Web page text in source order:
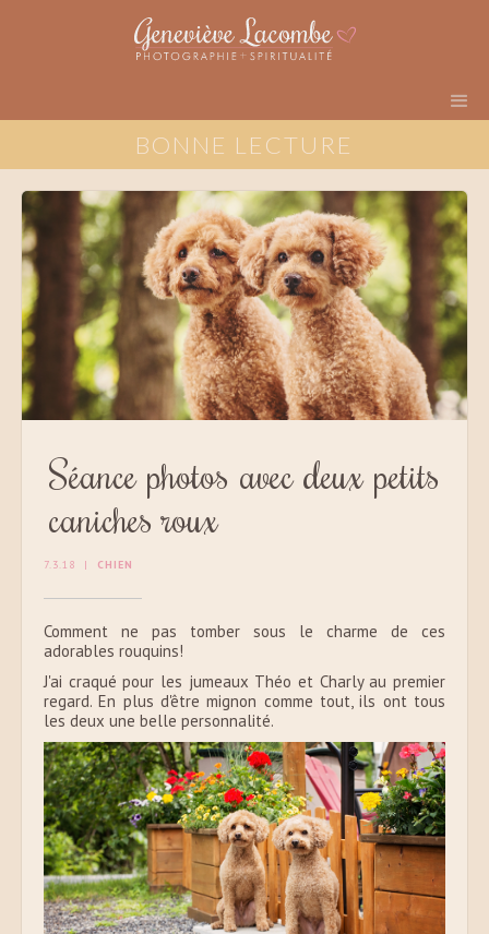
BONNE LECTURE
Séance photos avec deux petits
caniches roux
7.3.18 | CHIEN
Comment ne pas tomber sous le charme de ces
adorables rouquins!
J'ai craqué pour les jumeaux Théo et Charly au premier
regard. En plus d'être mignon comme tout, ils ont tous
les deux une belle personnalité.